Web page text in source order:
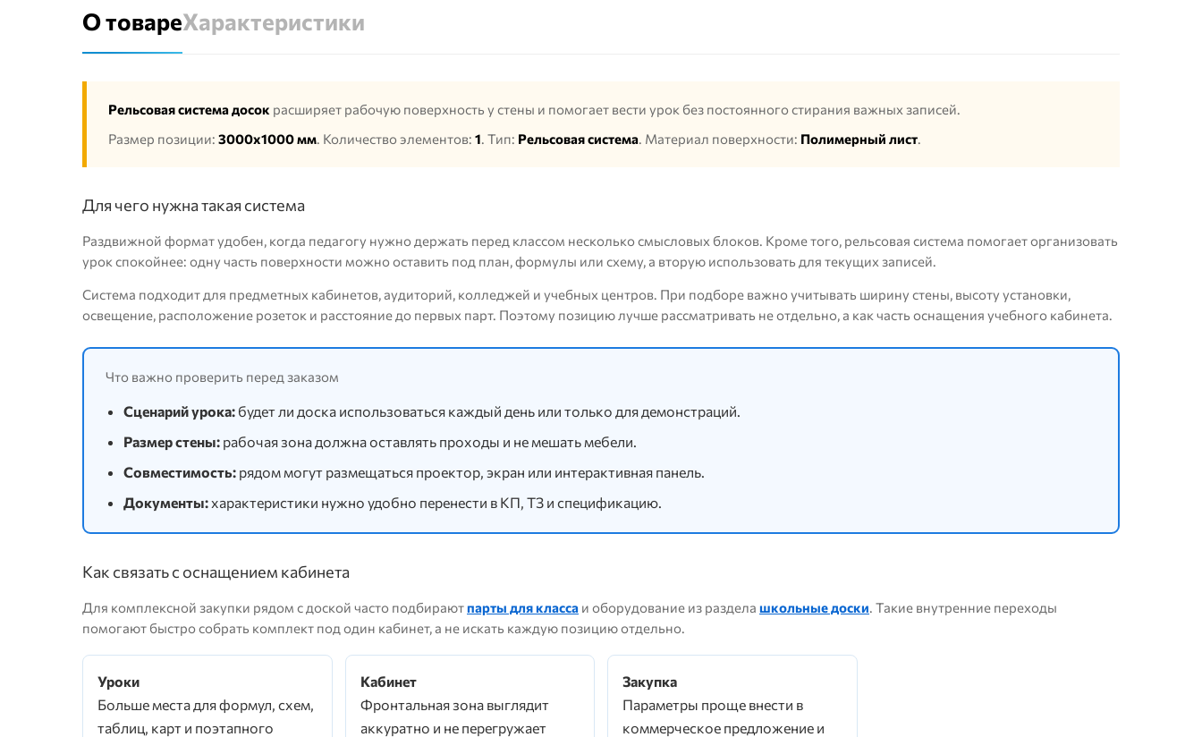
О товареХарактеристики
Рельсовая система досок расширяет рабочую поверхность у стены и помогает вести урок без постоянного стирания важных записей.
Размер позиции: 3000х1000 мм. Количество элементов: 1. Тип: Рельсовая система. Материал поверхности: Полимерный лист.
Для чего нужна такая система
Раздвижной формат удобен, когда педагогу нужно держать перед классом несколько смысловых блоков. Кроме того, рельсовая система помогает организовать
урок спокойнее: одну часть поверхности можно оставить под план, формулы или схему, а вторую использовать для текущих записей.
Система подходит для предметных кабинетов, аудиторий, колледжей и учебных центров. При подборе важно учитывать ширину стены, высоту установки,
освещение, расположение розеток и расстояние до первых парт. Поэтому позицию лучше рассматривать не отдельно, а как часть оснащения учебного кабинета.
Что важно проверить перед заказом
Сценарий урока: будет ли доска использоваться каждый день или только для демонстраций.
Размер стены: рабочая зона должна оставлять проходы и не мешать мебели.
Совместимость: рядом могут размещаться проектор, экран или интерактивная панель.
Документы:характеристики нужно удобно перенести в КП, ТЗ и спецификацию.
Как связать с оснащением кабинета
Для комплексной закупки рядом с доской часто подбираютпарты для класса и оборудование из раздела школьные доски. Такие внутренние переходы
помогают быстро собрать комплект под один кабинет, а не искать каждую позицию отдельно.
Уроки
Больше места для формул, схем,
таблиц, карт и поэтапного
Кабинет
Фронтальная зона выглядит
аккуратно и не перегружает
Закупка
Параметры проще внести в
коммерческое предложение и